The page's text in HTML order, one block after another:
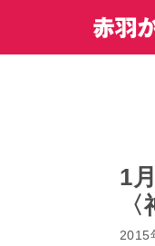
テ
1
2015